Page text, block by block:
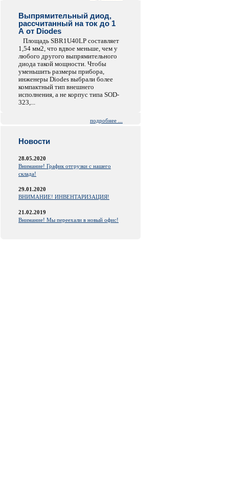
Выпрямительный диод,
рассчитанный на ток до 1
А от Diodes
Площадь SBR1U40LP составляет
1,54 мм2, что вдвое меньше, чем у
любого другого выпрямительного
диода такой мощности. Чтобы
уменьшить размеры прибора,
инженеры Diodes выбрали более
компактный тип внешнего
исполнения, а не корпус типа SOD-
323,...
подробнее ...
Новости
28.05.2020
Внимание! График отгрузки с нашего
склада!
29.01.2020
ВНИМАНИЕ! ИНВЕНТАРИЗАЦИЯ!
21.02.2019
Внимание! Мы переехали в новый офис!